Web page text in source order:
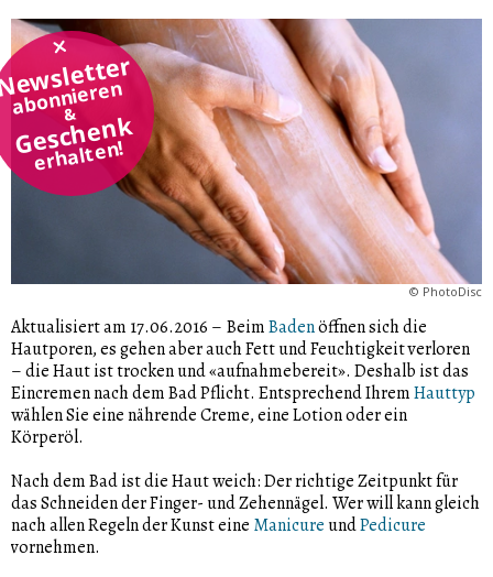
abonnieren
&
Geschenk
erhalten!
© PhotoDisc
Aktualisiert am 17.06.2016 – BeimBadenöffnen sich die
Hautporen, es gehen aber auch Fett und Feuchtigkeit verloren
– die Haut ist trocken und «aufnahmebereit». Deshalb ist das
Eincremen nach dem Bad Pflicht. Entsprechend IhremHauttyp
wählen Sie eine nährende Creme, eine Lotion oder ein
Körperöl.
Nach dem Bad ist die Haut weich: Der richtige Zeitpunkt für
das Schneiden der Finger- und Zehennägel. Wer will kann gleich
nach allen Regeln der Kunst eine Manicure undPedicure
vornehmen.